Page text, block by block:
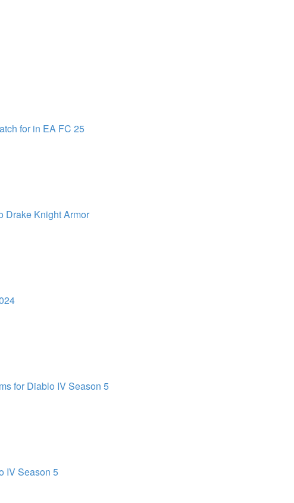
for in EA FC 25
Drake Knight Armor
for Diablo IV Season 5
IV Season 5